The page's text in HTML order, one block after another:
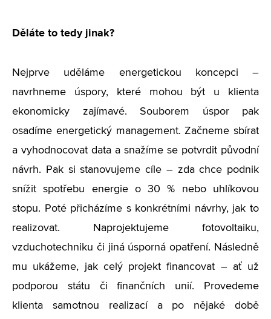
Děláte to tedy jinak?
Nejprve uděláme energetickou koncepci –
navrhneme úspory, které mohou být u klienta
ekonomicky zajímavé. Souborem úspor pak
osadíme energetický management. Začneme sbírat
a vyhodnocovat data a snažíme se potvrdit původní
návrh. Pak si stanovujeme cíle – zda chce podnik
snížit spotřebu energie o 30 % nebo uhlíkovou
stopu. Poté přicházíme s konkrétními návrhy, jak to
realizovat. Naprojektujeme fotovoltaiku,
vzduchotechniku či jiná úsporná opatření. Následně
mu ukážeme, jak celý projekt financovat – ať už
podporou státu či finančních unií. Provedeme
klienta samotnou realizací a po nějaké době